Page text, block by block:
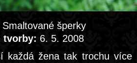
Smaltované šperky
tvorby: 6. 5. 2008
každá žena tak trochu více